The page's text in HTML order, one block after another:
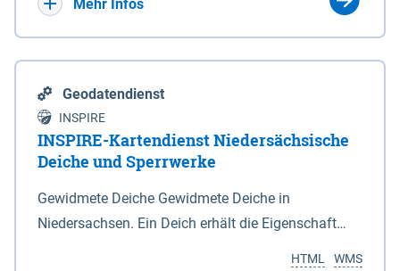
Mehr Infos
Geodatendienst
INSPIRE
INSPIRE-Kartendienst Niedersächsische
Deiche und Sperrwerke
Gewidmete Deiche Gewidmete Deiche in
Niedersachsen. Ein Deich erhält die Eigenschaft
WMS
HTML